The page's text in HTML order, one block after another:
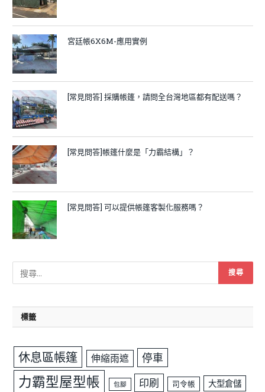
宮廷帳6X6M-應用實例
[常見問答] 採購帳篷，請問全台灣地區都有配送嗎？
[常見問答]帳篷什麼是「力霸結構」？
[常見問答] 可以提供帳篷客製化服務嗎？
標籤
休息區帳篷 伸縮雨遮 停車
力霸型屋型帳 包腳 印刷 司令帳 大型倉儲